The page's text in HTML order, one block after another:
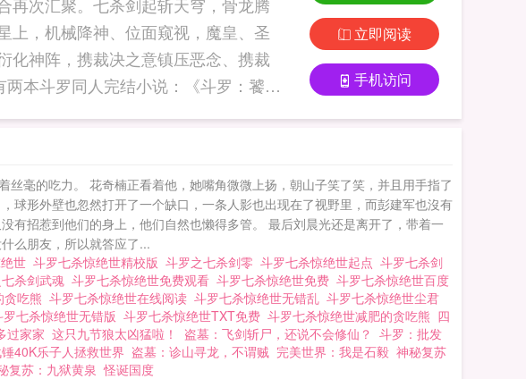
上，机械降神、位面窥视，魔皇、圣
化神阵，携裁决之意镇压恶念、携裁
本斗罗同人完结小说：《斗罗：饕餮
立即阅读
手机访问
毫的吃力。 花奇楠正看着他，她嘴角微微上扬，朝山子笑了笑，并且用手指了
球形外壁也忽然打开了一个缺口，一条人影也出现在了视野里，而彭建军也沒有
有招惹到他们的身上，他们自然也懒得多管。 最后刘晨光还是离开了，带着一
么朋友，所以就答应了...
世 斗罗七杀惊绝世精校版 斗罗之七杀剑零 斗罗七杀惊绝世起点 斗罗七杀剑
杀剑武魂 斗罗七杀惊绝世免费观看 斗罗七杀惊绝世免费 斗罗七杀惊绝世百度
贪吃熊 斗罗七杀惊绝世在线阅读 斗罗七杀惊绝世无错乱 斗罗七杀惊绝世尘君
罗七杀惊绝世无错版 斗罗七杀惊绝世TXT免费 斗罗七杀惊绝世减肥的贪吃熊 四
过家家 这只九节狼太凶猛啦！ 盗墓：飞剑斩尸，还说不会修仙？ 斗罗：批发
40K乐子人拯救世界 盗墓：诊山寻龙，不谓贼 完美世界：我是石毅 神秘复苏
复苏：九狱黄泉 怪诞国度